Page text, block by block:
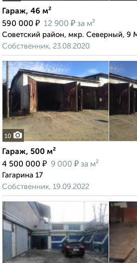
Гараж, 46 м²
590 000 ₽ 12 900 ₽ за м²
Советский район, мкр. Северный, 9
Собственник, 23.08.2020
10
Гараж, 500 м²
4 500 000 ₽ 9 000 ₽ за м²
Гагарина 17
Собственник, 19.09.2022